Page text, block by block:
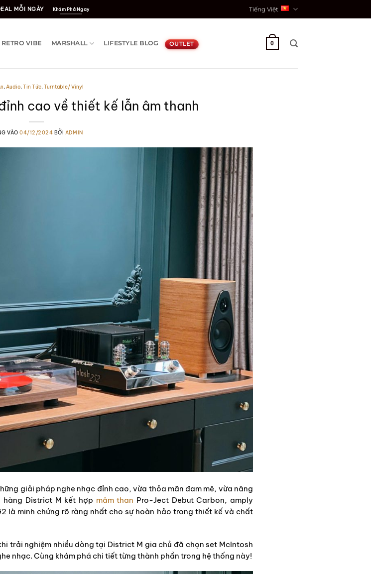
MỖI NGÀY Khám Phá Ngay Tiếng Việt
RETRO VIBE MARSHALL LIFESTYLE BLOG OUTLET 0
,Audio,Tin Tức,Turntable/ Vinyl
cao về thiết kế lẫn âm thanh
VÀO04/12/2024 BỞI ADMIN
giải pháp nghe nhạc đỉnh cao, vừa thỏa mãn đam mê, vừa nâng
hàng District M kết hợp mâm than Pro-Ject Debut Carbon, amply
là minh chứng rõ ràng nhất cho sự hoàn hảo trong thiết kế và chất
trải nghiệm nhiều dòng tại District M gia chủ đã chọn set McIntosh
nhạc. Cùng khám phá chi tiết từng thành phần trong hệ thống này!